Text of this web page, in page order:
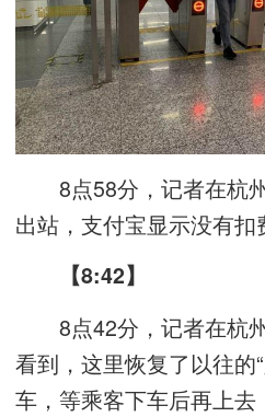
8点58分，记者在杭
出站，支付宝显示没有扣
【8:42】
8点42分，记者在杭
看到，这里恢复了以往的
车，等乘客下车后再上